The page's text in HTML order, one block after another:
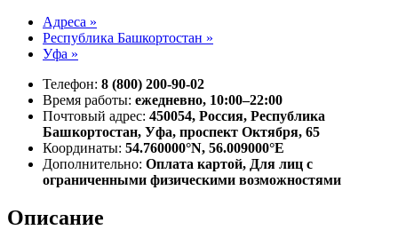
Адреса »
Республика Башкортостан »
Уфа »
Телефон: 8 (800) 200-90-02
Время работы: ежедневно, 10:00–22:00
Почтовый адрес: 450054, Россия, Республика
Башкортостан, Уфа, проспект Октября, 65
Координаты: 54.760000°N, 56.009000°E
Дополнительно: Оплата картой, Для лиц с
ограниченными физическими возможностями
Описание